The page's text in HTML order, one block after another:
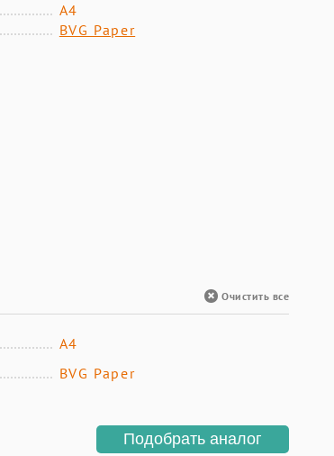
А4
BVG Paper
Очистить все
А4
BVG Paper
Подобрать аналог